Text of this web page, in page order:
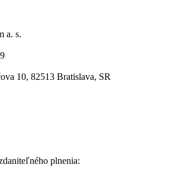
a. s.
10, 82513 Bratislava, SR
plnenia: